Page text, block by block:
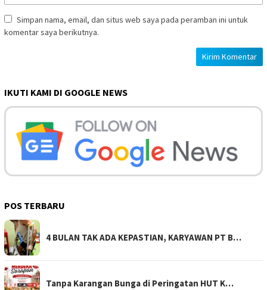
Simpan nama, email, dan situs web saya pada peramban ini untuk
komentar saya berikutnya.
IKUTI KAMI DI GOOGLE NEWS
POS TERBARU
4 BULAN TAK ADA KEPASTIAN, KARYAWAN PT B…
Tanpa Karangan Bunga di Peringatan HUT K…